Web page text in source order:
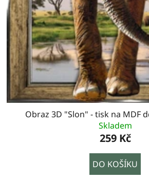
Obraz 3D "Slon" - tisk na MDF
Skladem
259 Kč
DO KOŠÍKU